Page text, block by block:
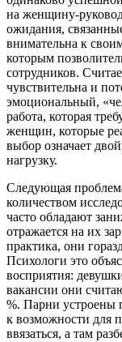
на женщину-
ожидания,
внимательна к
которым
сотрудников.
чувствительна и
эмоциональный,
работа, которая
женщин, которые
выбор означает
нагрузку.
Следующая
количеством
часто обладают
отражается на их
практика, они
Психологи это
восприятия:
вакансии они
%. Парни устроены
к возможности для
ввязаться, а там